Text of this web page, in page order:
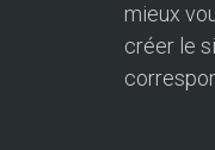
mieux
créer le